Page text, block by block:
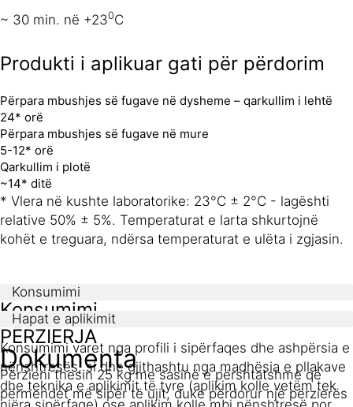
~ 30 min. në +230C
Produkti i aplikuar gati për përdorim
Përpara mbushjes së fugave në dysheme – qarkullim i lehtë
24* orë
Përpara mbushjes së fugave në mure
5-12* orë
Qarkullim i plotë
~14* ditë
* Vlera në kushte laboratorike: 23°C ± 2°C - lagështi
relative 50% ± 5%. Temperaturat e larta shkurtojnë
kohët e treguara, ndërsa temperaturat e ulëta i zgjasin.
Konsumimi
Konsumimi
Konsumimi varet nga profili i sipërfaqes dhe ashpërsia e
nënshtresës, si dhe gjithashtu nga madhësia e pllakave
dhe teknika e aplikimit të tyre (aplikim kolle vetëm tek
Hapat e aplikimit
PËRZIERJA
Përzieni thesin 25 kg me sasinë e përshtatshme që
përmendet më sipër të ujit, duke përdorur një përzierës
Dokumenta